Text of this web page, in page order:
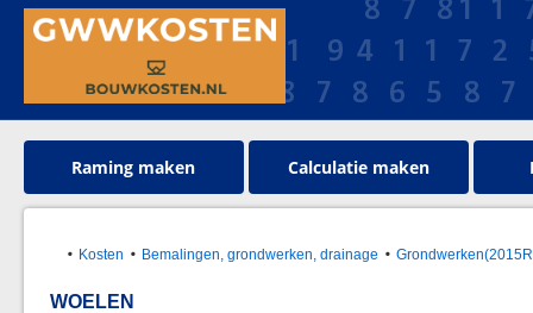
Raming maken Calculatie maken
Kosten Bemalingen, grondwerken, drainage
WOELEN